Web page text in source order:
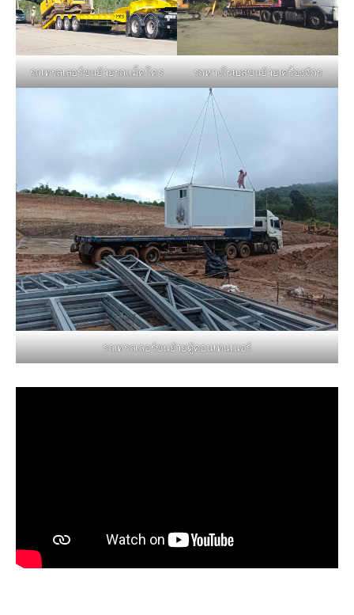
รถเทรลเลอร์ขนย้ายรถแม็คโคร รถหางโรเบสขนย้ายเครื่องจักร
รถเทรลเลอร์ขนย้ายตู้คอนเทนเนอร์